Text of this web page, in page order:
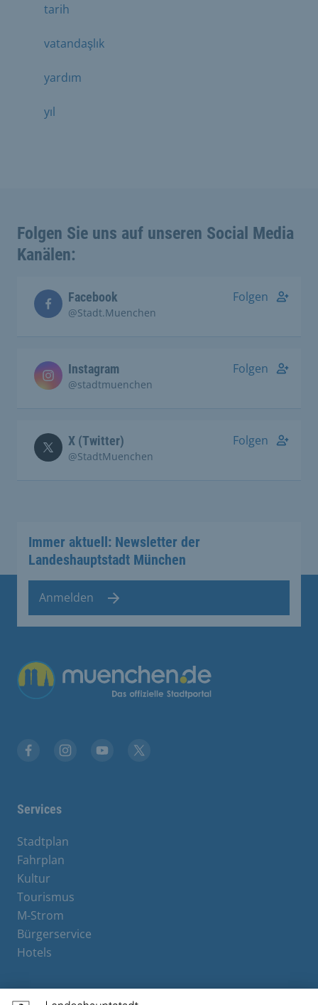
tarih
vatandaşlık
yardım
yıl
Folgen Sie uns auf unseren Social Media
Kanälen:
Facebook
@Stadt.Muenchen
Folgen
Instagram
@stadtmuenchen
Folgen
X (Twitter)
@StadtMuenchen
Folgen
Immer aktuell: Newsletter der
Landeshauptstadt München
Anmelden
Übergreifende Links
Services
Stadtplan
Fahrplan
Kultur
Tourismus
M-Strom
Bürgerservice
Hotels